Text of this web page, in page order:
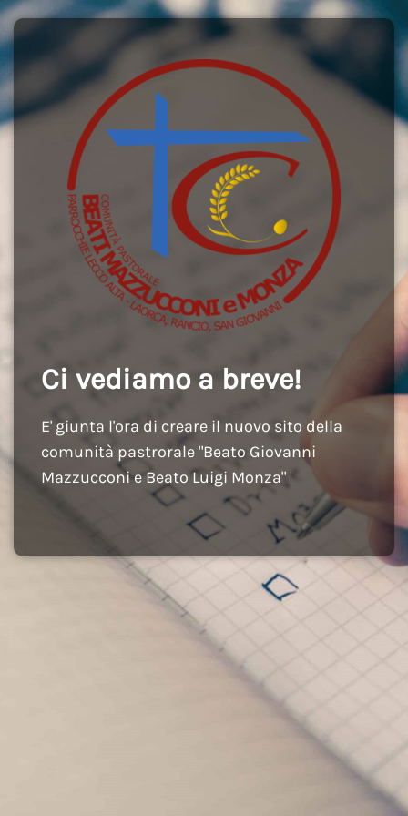
Ci vediamo a breve!
E' giunta l'ora di creare il nuovo sito della
comunità pastrorale "Beato Giovanni
Mazzucconi e Beato Luigi Monza"